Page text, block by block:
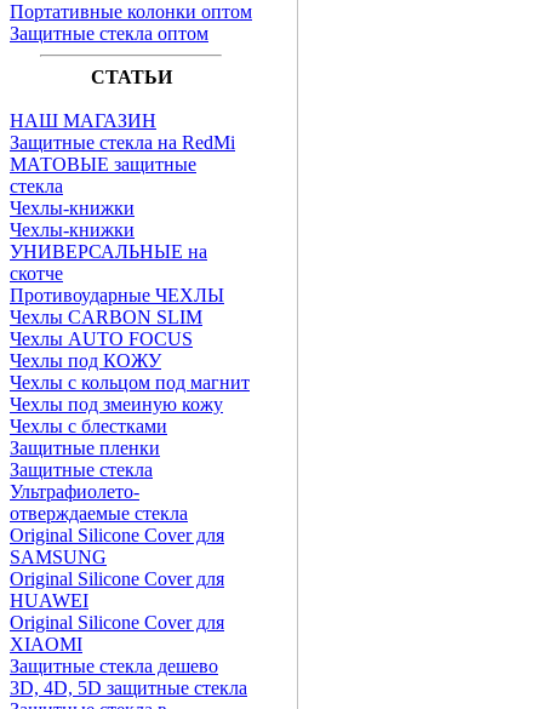
Портативные колонки оптом
Защитные стекла оптом
СТАТЬИ
НАШ МАГАЗИН
Защитные стекла на RedMi
МАТОВЫЕ защитные
стекла
Чехлы-книжки
Чехлы-книжки
УНИВЕРСАЛЬНЫЕ на
скотче
Противоударные ЧЕХЛЫ
Чехлы CARBON SLIM
Чехлы AUTO FOCUS
Чехлы под КОЖУ
Чехлы с кольцом под магнит
Чехлы под змеиную кожу
Чехлы с блестками
Защитные пленки
Защитные стекла
Ультрафиолето-
отверждаемые стекла
Original Silicone Cover для
SAMSUNG
Original Silicone Cover для
HUAWEI
Original Silicone Cover для
XIAOMI
Защитные стекла дешево
3D, 4D, 5D защитные стекла